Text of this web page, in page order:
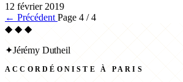
12 février 2019
← Précédent Page 4 / 4
◆ ◆ ◆
✦Jérémy Dutheil
ACCORDÉONISTE À PARIS